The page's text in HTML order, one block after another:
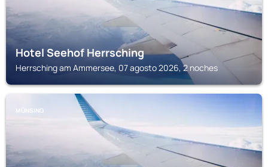
Hotel Seehof Herrsching
Herrsching am Ammersee, 07 agosto 2026, 2 noches
MÜNSING